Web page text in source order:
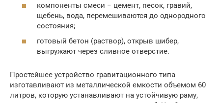
компоненты смеси − цемент, песок, гравий,
щебень, вода, перемешиваются до однородного
состояния;
готовый бетон (раствор), открыв шибер,
выгружают через сливное отверстие.
Простейшее устройство гравитационного типа
изготавливают из металлической емкости объемом 60
литров, которую устанавливают на устойчивую раму,